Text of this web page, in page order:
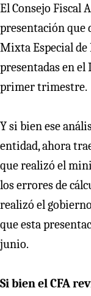
El Consejo Fiscal
presentación que
Mixta Especial de
presentadas en
primer trimestre.
Y si bien ese
entidad, ahora
que realizó el
los errores de
realizó el
que esta
junio.
Si bien el CFA